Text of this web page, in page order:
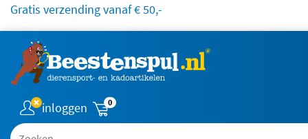
Gratis verzending vanaf € 50,-
inloggen 0
Zoeken